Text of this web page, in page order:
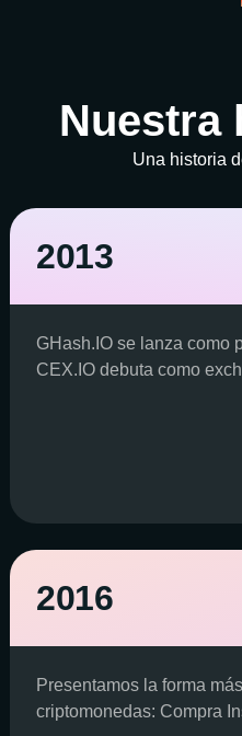
Nuestra
Una historia
2013
GHash.IO se lanza como
CEX.IO debuta como
2016
Presentamos la forma
criptomonedas: Compra